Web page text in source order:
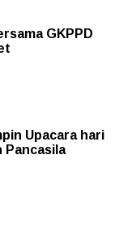
GKPPD
Upacara hari
Pancasila